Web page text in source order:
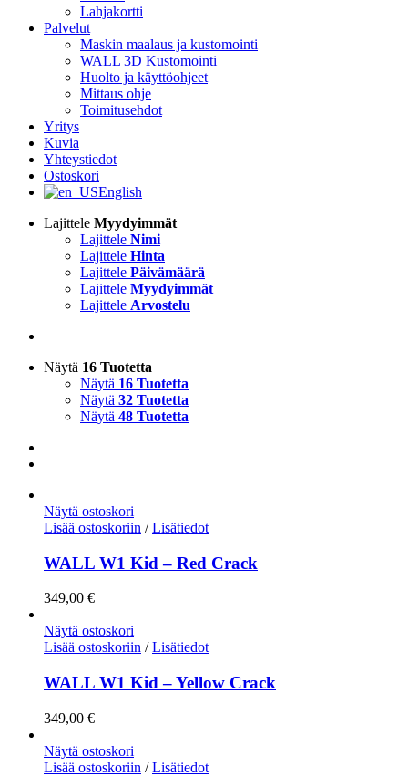
Lahjakortti
Palvelut
Maskin maalaus ja kustomointi
WALL 3D Kustomointi
Huolto ja käyttöohjeet
Mittaus ohje
Toimitusehdot
Yritys
Kuvia
Yhteystiedot
Ostoskori
English
Lajittele Myydyimmät
Lajittele Nimi
Lajittele Hinta
Lajittele Päivämäärä
Lajittele Myydyimmät
Lajittele Arvostelu
Näytä 16 Tuotetta
Näytä 16 Tuotetta
Näytä 32 Tuotetta
Näytä 48 Tuotetta
Näytä ostoskori
Lisää ostoskoriin / Lisätiedot
WALL W1 Kid – Red Crack
349,00 €
Näytä ostoskori
Lisää ostoskoriin / Lisätiedot
WALL W1 Kid – Yellow Crack
349,00 €
Näytä ostoskori
Lisää ostoskoriin / Lisätiedot